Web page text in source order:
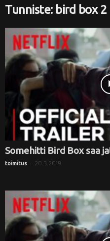
Tunniste: bird box 2
Somehitti Bird Box saa
toimitus - 20.3.2019